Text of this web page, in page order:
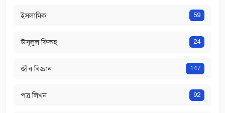
ইসলামিক 59
উসূলুল ফিকহ 24
জীব বিজ্ঞান 147
পত্র লিখন 92